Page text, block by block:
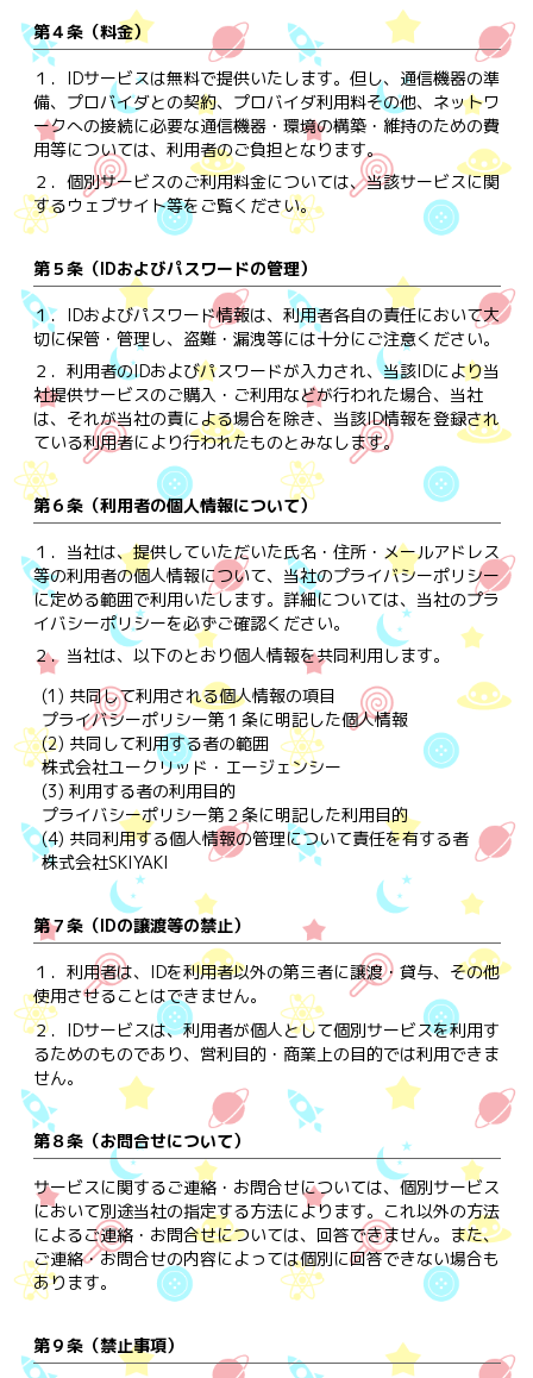
第４条（料金）
１． IDサービスは無料で提供いたします。但し、通信機器の準
備、プロバイダとの契約、プロバイダ利用料その他、ネットワ
ークへの接続に必要な通信機器・環境の構築・維持のための費
用等については、利用者のご負担となります。
２． 個別サービスのご利用料金については、当該サービスに関
するウェブサイト等をご覧ください。
第５条（IDおよびパスワードの管理）
１． IDおよびパスワード情報は、利用者各自の責任において大
切に保管・管理し、盗難・漏洩等には十分にご注意ください。
２． 利用者のIDおよびパスワードが入力され、当該IDにより当
社提供サービスのご購入・ご利用などが行われた場合、当社
は、それが当社の責による場合を除き、当該ID情報を登録され
ている利用者により行われたものとみなします。
第６条（利用者の個人情報について）
１． 当社は、提供していただいた氏名・住所・メールアドレス
等の利用者の個人情報について、当社のプライバシーポリシー
に定める範囲で利用いたします。詳細については、当社のプラ
イバシーポリシーを必ずご確認ください。
２． 当社は、以下のとおり個人情報を共同利用します。
(1) 共同して利用される個人情報の項目
プライバシーポリシー第１条に明記した個人情報
(2) 共同して利用する者の範囲
株式会社ユークリッド・エージェンシー
(3) 利用する者の利用目的
プライバシーポリシー第２条に明記した利用目的
(4) 共同利用する個人情報の管理について責任を有する者
株式会社SKIYAKI
第７条（IDの譲渡等の禁止）
１． 利用者は、IDを利用者以外の第三者に譲渡・貸与、その他
使用させることはできません。
２． IDサービスは、利用者が個人として個別サービスを利用す
るためのものであり、営利目的・商業上の目的では利用できま
せん。
第８条（お問合せについて）
サービスに関するご連絡・お問合せについては、個別サービス
において別途当社の指定する方法によります。これ以外の方法
によるご連絡・お問合せについては、回答できません。また、
ご連絡・お問合せの内容によっては個別に回答できない場合も
あります。
第９条（禁止事項）